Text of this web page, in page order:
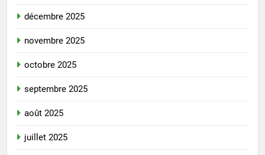
décembre 2025
novembre 2025
octobre 2025
septembre 2025
août 2025
juillet 2025